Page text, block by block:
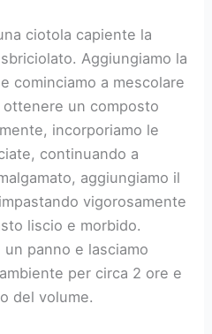
ciotola capiente la
Aggiungiamo la
cominciamo a mescolare
un composto
incorporiamo le
continuando a
aggiungiamo il
vigorosamente
liscio e morbido.
panno e lasciamo
per circa 2 ore e
del volume.